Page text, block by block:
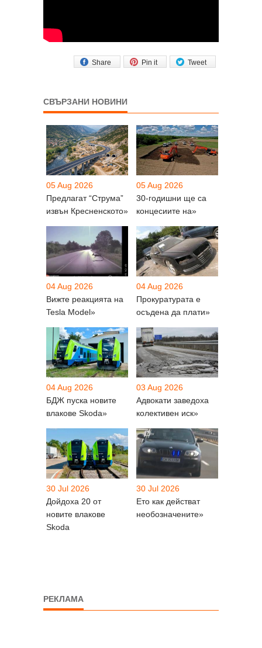
Tweet
Pin it
Share
СВЪРЗАНИ НОВИНИ
05 Aug 2026
Предлагат “Струма”
извън Кресненското»
05 Aug 2026
30-годишни ще са
концесиите на»
04 Aug 2026
Вижте реакцията на
Tesla Model»
04 Aug 2026
Прокуратурата е
осъдена да плати»
04 Aug 2026
БДЖ пуска новите
влакове Skoda»
03 Aug 2026
Адвокати заведоха
колективен иск»
30 Jul 2026
Дойдоха 20 от
новите влакове
Skoda
30 Jul 2026
Ето как действат
необозначените»
РЕКЛАМА